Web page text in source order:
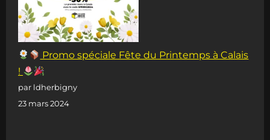
Promo spéciale Fête du Printemps à Calais
!
par ldherbigny
23 mars 2024